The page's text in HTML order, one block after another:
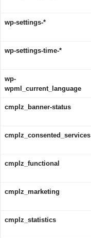
wp-settings-*
wp-settings-time-*
wp-
wpml_current_language
cmplz_banner-status
cmplz_consented_services
cmplz_functional
cmplz_marketing
cmplz_statistics